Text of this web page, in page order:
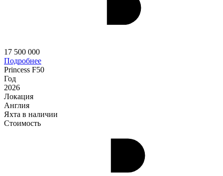
17 500 000
Подробнее
Princess F50
Год
2026
Локация
Англия
Яхта в наличии
Стоимость